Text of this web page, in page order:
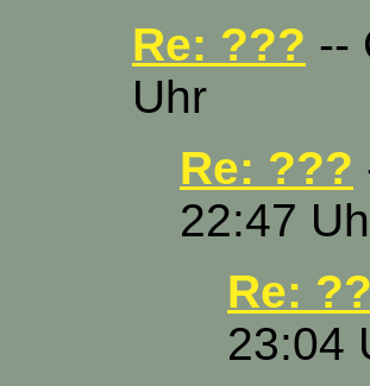
Re: ??? --
Uhr
Re: ???
22:47
Re:
23:04